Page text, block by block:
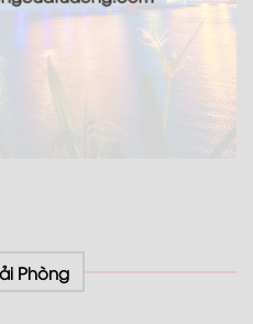
Phòng